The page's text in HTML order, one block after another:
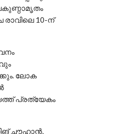
10-ന്
ലോക
പ്രത്യേകം
ചൗഹാന്‍,